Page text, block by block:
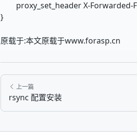
proxy_set_header X-
}
原载于:本文原载于www.forasp.cn
上一篇
rsync 配置安装